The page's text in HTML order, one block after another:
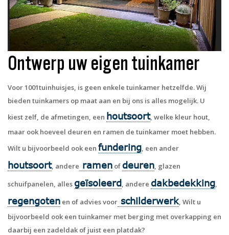
Ontwerp uw eigen tuinkamer
Voor 1001tuinhuisjes, is geen enkele tuinkamer hetzelfde. Wij
bieden tuinkamers op maat aan en bij ons is alles mogelijk. U
kiest zelf, de afmetingen, een houtsoort, welke kleur hout,
maar ook hoeveel deuren en ramen de tuinkamer moet hebben.
Wilt u bijvoorbeeld ook een fundering, een ander
houtsoort, andere ramen of deuren, glazen
schuifpanelen, alles geïsoleerd, andere dakbedekking,
regengoten en of advies voor schilderwerk, Wilt u
bijvoorbeeld ook een tuinkamer met berging met overkapping en
daarbij een zadeldak of juist een platdak?